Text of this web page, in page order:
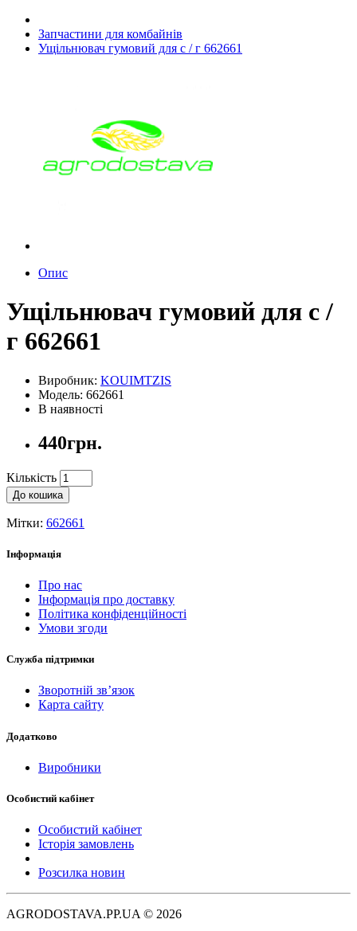
Запчастини для комбайнів
Ущільнювач гумовий для с / г 662661
Опис
Ущільнювач гумовий для с /
г 662661
Виробник: KOUIMTZIS
Модель: 662661
В наявності
440грн.
Кількість
До кошика
Мітки: 662661
Інформація
Про нас
Інформація про доставку
Політика конфіденційності
Умови згоди
Служба підтримки
Зворотній зв’язок
Карта сайту
Додатково
Виробники
Особистий кабінет
Особистий кабінет
Історія замовлень
Розсилка новин
AGRODOSTAVA.PP.UA © 2026